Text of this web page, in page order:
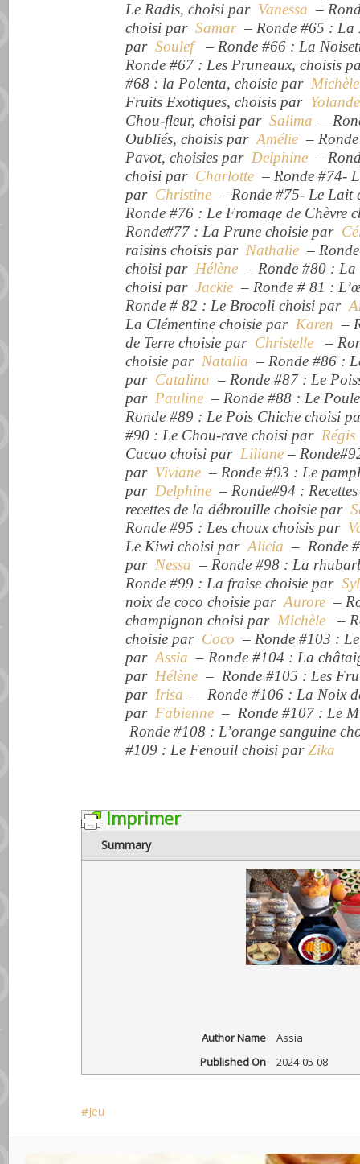
Le Radis, choisi par Vanessa –
choisi par Samar – Ronde #65 : La
par Soulef– Ronde #66 : La
Ronde #67 : Les Pruneaux, choisis
#68 : la Polenta, choisie par
Fruits Exotiques, choisis par Yolande
Chou-fleur, choisi par Salima –
Oubliés, choisis par Amélie –
Pavot, choisies par Delphine –
choisi par Charlotte – Ronde #74-
par Christine – Ronde #75- Le
Ronde #76 : Le Fromage de Chèvre
Ronde#77 : La Prune choisie par
raisins choisis par Nathalie– Ronde
choisi par Hélène– Ronde #80 : La
choisi par Jackie– Ronde # 81 :
Ronde # 82 : Le Brocoli choisi par
La Clémentine choisie par Karen –
de Terre choisie par Christelle–
choisie par Natalia – Ronde #86 :
par Catalina – Ronde #87 : Le
par Pauline– Ronde #88 : Le
Ronde #89 : Le Pois Chiche choisi
#90 : Le Chou-rave choisi par Régis
Cacao choisi par Liliane–
par Viviane– Ronde #93 : Le
par Delphine– Ronde#94 :
recettes de la débrouille choisie par
Ronde #95 : Les choux choisis par
Le Kiwi choisi par Alicia – Ronde
par Nessa – Ronde #98 : La
Ronde #99 : La fraise choisie par
noix de coco choisie par Aurore–
champignon choisi par Michèle–
choisie par Coco – Ronde #103 :
par Assia – Ronde #104 : La
par Hélène– Ronde #105 : Les
par Irisa – Ronde #106 : La Noix
par Fabienne– Ronde #107 : Le
Ronde #108 : L’orange sanguine
#109 : Le Fenouil choisi parZika
Imprimer
Summary
Author Name
Assia
Published On
2024-05-08
Jeu